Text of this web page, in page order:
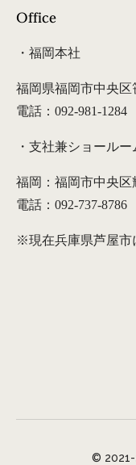
Office
・福岡本社
福岡県福岡市中央区
電話：092-981-1284
・支社兼ショールー
福岡：福岡市中央区
電話：092-737-8786
※現在兵庫県芦屋市
© 2021-